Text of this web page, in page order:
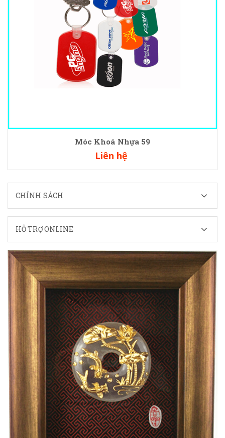
Móc Khoá Nhựa 59
Liên hệ
CHÍNH SÁCH
HỖ TRỢ ONLINE